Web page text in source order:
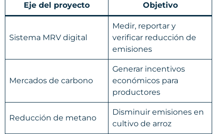
Eje del proyecto Objetivo
Sistema MRV digital
Medir, reportar y
verificar reducción de
emisiones
Mercados de carbono
Generar incentivos
económicos para
productores
Reducción de metano
Disminuir emisiones en
cultivo de arroz